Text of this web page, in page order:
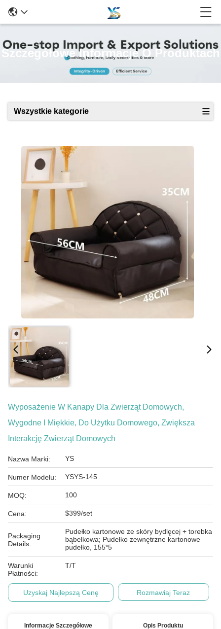
Szczegółowe Informacje O Produktach
Wszystkie kategorie
Wyposażenie W Kanapy Dla Zwierząt Domowych,
Wygodne I Miękkie, Do Użytku Domowego, Zwiększa
Interakcję Zwierząt Domowych
Nazwa Marki: YS
Numer Modelu: YSYS-145
MOQ: 100
Cena: $399/set
Packaging
Details:
Pudełko kartonowe ze skóry bydlęcej + torebka
bąbelkowa; Pudełko zewnętrzne kartonowe
pudełko, 155*5
Warunki
Płatności:
T/T
Uzyskaj Najlepszą Cenę Rozmawiaj Teraz
Informacje Szczegółowe Opis Produktu